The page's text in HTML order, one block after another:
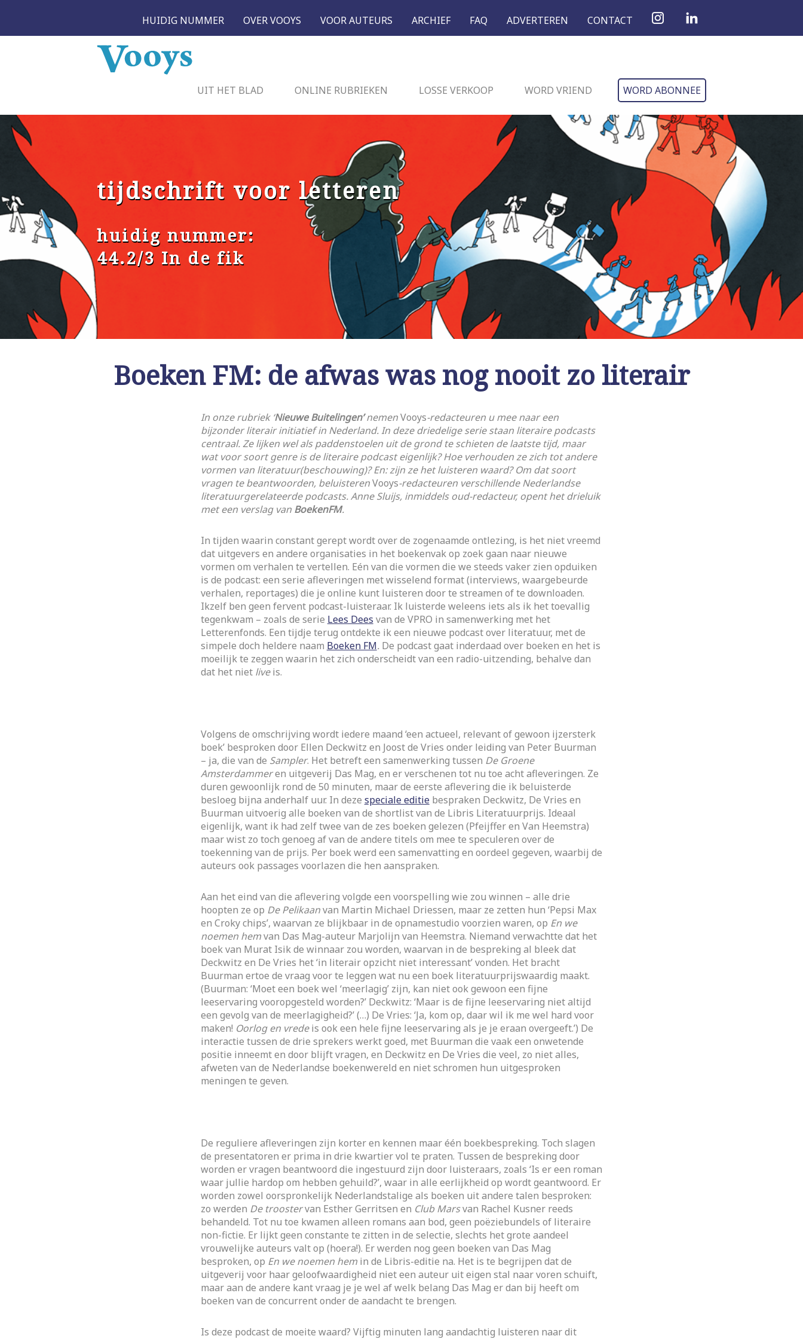
HUIDIG NUMMER OVER VOOYS VOOR AUTEURS ARCHIEF FAQ ADVERTEREN CONTACT
UIT HET BLAD ONLINE RUBRIEKEN LOSSE VERKOOP WORD VRIEND WORD ABONNEE
tijdschrift voor letteren
huidig nummer:
44.2/3 In de fik
Boeken FM: de afwas was nog nooit zo literair
In onze rubriek ‘Nieuwe Buitelingen’nemenVooys-redacteuren u mee naar een
bijzonder literair initiatief in Nederland. In deze driedelige serie staan literaire podcasts
centraal. Ze lijken wel als paddenstoelen uit de grond te schieten de laatste tijd, maar
wat voor soort genre is de literaire podcast eigenlijk? Hoe verhouden ze zich tot andere
vormen van literatuur(beschouwing)? En: zijn ze het luisteren waard? Om dat soort
vragen te beantwoorden, beluisterenVooys-redacteuren verschillende Nederlandse
literatuurgerelateerde podcasts. Anne Sluijs, inmiddels oud-redacteur, opent het drieluik
met een verslag van BoekenFM.
In tijden waarin constant gerept wordt over de zogenaamde ontlezing, is het niet vreemd
dat uitgevers en andere organisaties in het boekenvak op zoek gaan naar nieuwe
vormen om verhalen te vertellen. Eén van die vormen die we steeds vaker zien opduiken
is de podcast: een serie afleveringen met wisselend format (interviews, waargebeurde
verhalen, reportages) die je online kunt luisteren door te streamen of te downloaden.
Ikzelf ben geen fervent podcast-luisteraar. Ik luisterde weleens iets als ik het toevallig
tegenkwam – zoals de serie Lees Dees van de VPRO in samenwerking met het
Letterenfonds. Een tijdje terug ontdekte ik een nieuwe podcast over literatuur, met de
simpele doch heldere naam Boeken FM. De podcast gaat inderdaad over boeken en het is
moeilijk te zeggen waarin het zich onderscheidt van een radio-uitzending, behalve dan
dat het niet liveis.
Volgens de omschrijving wordt iedere maand ‘een actueel, relevant of gewoon ijzersterk
boek’ besproken door Ellen Deckwitz en Joost de Vries onder leiding van Peter Buurman
– ja, die van de Sampler. Het betreft een samenwerking tussen De Groene
Amsterdammeren uitgeverij Das Mag, en er verschenen tot nu toe acht afleveringen. Ze
duren gewoonlijk rond de 50 minuten, maar de eerste aflevering die ik beluisterde
besloeg bijna anderhalf uur. In deze speciale editiebespraken Deckwitz, De Vries en
Buurman uitvoerig alle boeken van de shortlist van de Libris Literatuurprijs. Ideaal
eigenlijk, want ik had zelf twee van de zes boeken gelezen (Pfeijffer en Van Heemstra)
maar wist zo toch genoeg af van de andere titels om mee te speculeren over de
toekenning van de prijs. Per boek werd een samenvatting en oordeel gegeven, waarbij de
auteurs ook passages voorlazen die hen aanspraken.
Aan het eind van die aflevering volgde een voorspelling wie zou winnen – alle drie
hoopten ze op De Pelikaanvan Martin Michael Driessen, maar ze zetten hun ‘Pepsi Max
en Croky chips’, waarvan ze blijkbaar in de opnamestudio voorzien waren, op En we
noemen hemvan Das Mag-auteur Marjolijn van Heemstra. Niemand verwachtte dat het
boek van Murat Isik de winnaar zou worden, waarvan in de bespreking al bleek dat
Deckwitz en De Vries het ‘in literair opzicht niet interessant’ vonden. Het bracht
Buurman ertoe de vraag voor te leggen wat nu een boek literatuurprijswaardig maakt.
(Buurman: ‘Moet een boek wel ‘meerlagig’ zijn, kan niet ook gewoon een fijne
leeservaring vooropgesteld worden?’ Deckwitz: ‘Maar is de fijne leeservaring niet altijd
een gevolg van de meerlagigheid?’ (…) De Vries: ‘Ja, kom op, daar wil ik me wel hard voor
maken! Oorlog en vredeis ook een hele fijne leeservaring als je je eraan overgeeft.’) De
interactie tussen de drie sprekers werkt goed, met Buurman die vaak een onwetende
positie inneemt en door blijft vragen, en Deckwitz en De Vries die veel, zo niet alles,
afweten van de Nederlandse boekenwereld en niet schromen hun uitgesproken
meningen te geven.
De reguliere afleveringen zijn korter en kennen maar één boekbespreking. Toch slagen
de presentatoren er prima in drie kwartier vol te praten. Tussen de bespreking door
worden er vragen beantwoord die ingestuurd zijn door luisteraars, zoals ‘Is er een roman
waar jullie hardop om hebben gehuild?’, waar in alle eerlijkheid op wordt geantwoord. Er
worden zowel oorspronkelijk Nederlandstalige als boeken uit andere talen besproken:
zo werden De troostervan Esther Gerritsen en Club Marsvan Rachel Kusner reeds
behandeld. Tot nu toe kwamen alleen romans aan bod, geen poëziebundels of literaire
non-fictie. Er lijkt geen constante te zitten in de selectie, slechts het grote aandeel
vrouwelijke auteurs valt op (hoera!). Er werden nog geen boeken van Das Mag
besproken, op En we noemen hemin de Libris-editie na. Het is te begrijpen dat de
uitgeverij voor haar geloofwaardigheid niet een auteur uit eigen stal naar voren schuift,
maar aan de andere kant vraag je je wel af welk belang Das Mag er dan bij heeft om
boeken van de concurrent onder de aandacht te brengen.
Is deze podcast de moeite waard? Vijftig minuten lang aandachtig luisteren naar dit